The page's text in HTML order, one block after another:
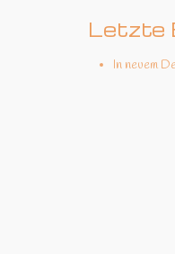
Letzte
In neuem